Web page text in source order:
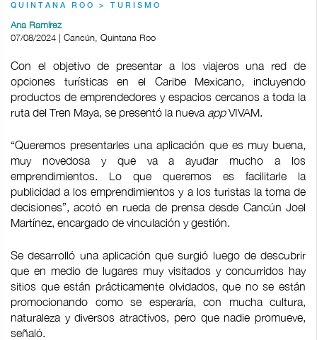
QUINTANA ROO > TURISMO
Ana Ramírez
07/08/2024 | Cancún, Quintana Roo
Con el objetivo de presentar a los viajeros una red de
opciones turísticas en el Caribe Mexicano, incluyendo
productos de emprendedores y espacios cercanos a toda la
ruta del Tren Maya, se presentó la nueva appVIVAM.
“Queremos presentarles una aplicación que es muy buena,
muy novedosa y que va a ayudar mucho a los
emprendimientos. Lo que queremos es facilitarle la
publicidad a los emprendimientos y a los turistas la toma de
decisiones”, acotó en rueda de prensa desde Cancún Joel
Martínez, encargado de vinculación y gestión.
Se desarrolló una aplicación que surgió luego de descubrir
que en medio de lugares muy visitados y concurridos hay
sitios que están prácticamente olvidados, que no se están
promocionando como se esperaría, con mucha cultura,
naturaleza y diversos atractivos, pero que nadie promueve,
señaló.